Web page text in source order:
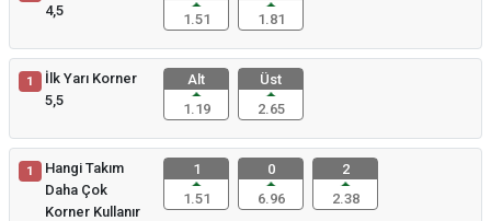
4,5
1.51
1.81
1
İlk Yarı Korner
5,5
Alt
1.19
Üst
2.65
1
Hangi Takım
Daha Çok
Korner Kullanır
1
1.51
0
6.96
2
2.38